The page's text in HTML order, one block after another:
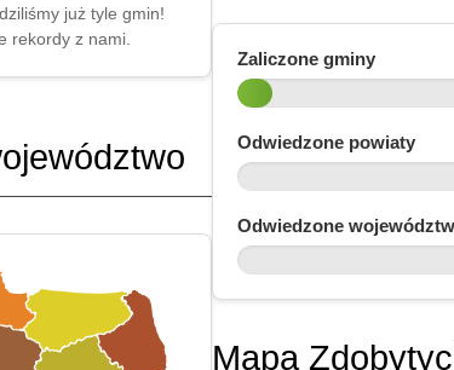
już tyle gmin!
rekordy z nami.
Zaliczone gminy
Odwiedzone powiaty
Odwiedzone
Mapa